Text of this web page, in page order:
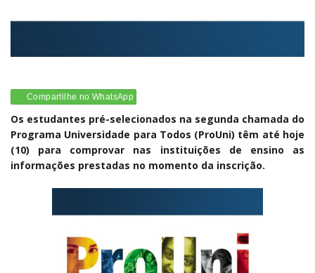
Compartilhe no WhatsApp
Os estudantes pré-selecionados na segunda chamada do
Programa Universidade para Todos (ProUni) têm até hoje
(10) para comprovar nas instituições de ensino as
informações prestadas no momento da inscrição.